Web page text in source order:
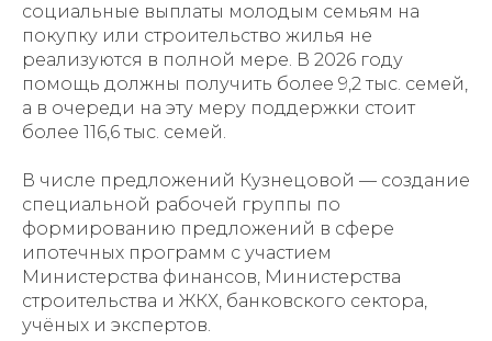
социальные выплаты молодым семьям на
покупку или строительство жилья не
реализуются в полной мере. В 2026 году
помощь должны получить более 9,2 тыс. семей,
а в очереди на эту меру поддержки стоит
более 116,6 тыс. семей.
В числе предложений Кузнецовой — создание
специальной рабочей группы по
формированию предложений в сфере
ипотечных программ с участием
Министерства финансов, Министерства
строительства и ЖКХ, банковского сектора,
учёных и экспертов.